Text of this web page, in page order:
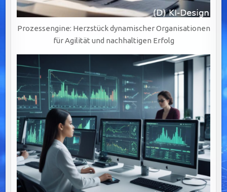
Prozessengine: Herzstück dynamischer Organisationen
für Agilität und nachhaltigen Erfolg